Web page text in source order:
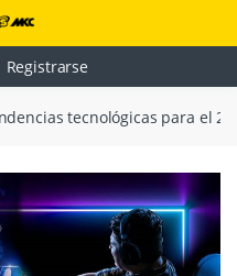
tecnológicas para el